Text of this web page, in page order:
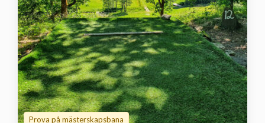
Prova på mästerskapsbana